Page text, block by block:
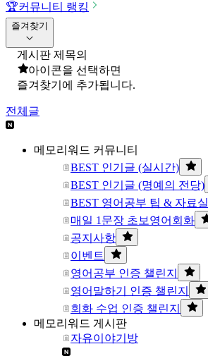
🏆커뮤니티 랭킹
즐겨찾기
게시판 제목의
아이콘을 선택하면
즐겨찾기에 추가됩니다.
전체글
메모리워드 커뮤니티
BEST 인기글 (실시간)
BEST 인기글 (명예의 전당)
BEST 영어공부 팁 & 자료실
매일 1문장 초보영어회화
공지사항
이벤트
영어공부 인증 챌린지
영어말하기 인증 챌린지
회화 수업 인증 챌린지
메모리워드 게시판
자유이야기방